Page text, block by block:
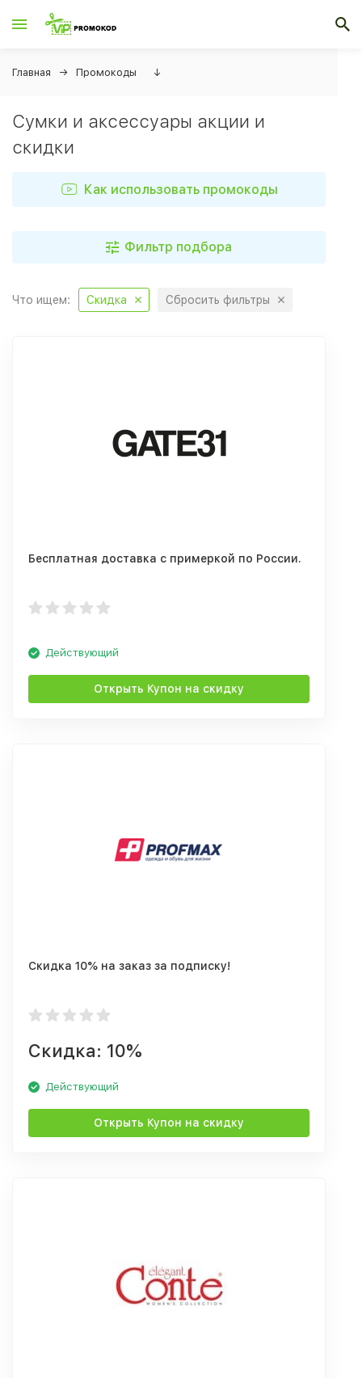
Главная Промокоды ↓
Сумки и аксессуары акции и
скидки
Как использовать промокоды
Фильтр подбора
Что ищем: Скидка Сбросить фильтры
Бесплатная доставка с примеркой по России.
Действующий
Открыть Купон на скидку
Скидка 10% на заказ за подписку!
Скидка: 10%
Действующий
Открыть Купон на скидку